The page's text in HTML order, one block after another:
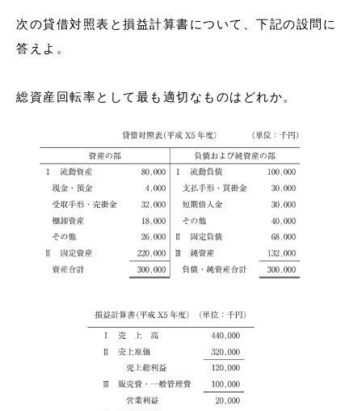
次の貸借対照表と損益計算書について、下記の設問に
答えよ。
総資産回転率として最も適切なものはどれか。